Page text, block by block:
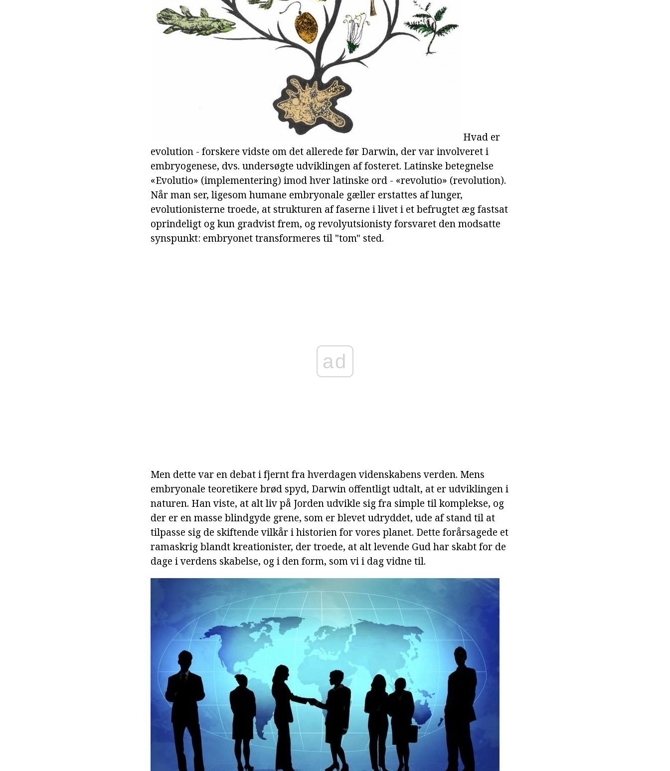
Hvad er
evolution - forskere vidste om det allerede før Darwin, der var involveret i
embryogenese, dvs. undersøgte udviklingen af fosteret. Latinske betegnelse
«Evolutio» (implementering) imod hver latinske ord - «revolutio» (revolution).
Når man ser, ligesom humane embryonale gæller erstattes af lunger,
evolutionisterne troede, at strukturen af faserne i livet i et befrugtet æg fastsat
oprindeligt og kun gradvist frem, og revolyutsionisty forsvaret den modsatte
synspunkt: embryonet transformeres til "tom" sted.
ad
Men dette var en debat i fjernt fra hverdagen videnskabens verden. Mens
embryonale teoretikere brød spyd, Darwin offentligt udtalt, at er udviklingen i
naturen. Han viste, at alt liv på Jorden udvikle sig fra simple til komplekse, og
der er en masse blindgyde grene, som er blevet udryddet, ude af stand til at
tilpasse sig de skiftende vilkår i historien for vores planet. Dette forårsagede et
ramaskrig blandt kreationister, der troede, at alt levende Gud har skabt for de
dage i verdens skabelse, og i den form, som vi i dag vidne til.